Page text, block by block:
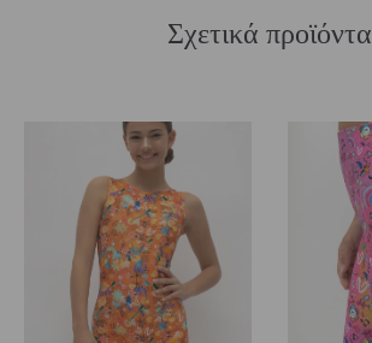
Σχετικά προϊόντα